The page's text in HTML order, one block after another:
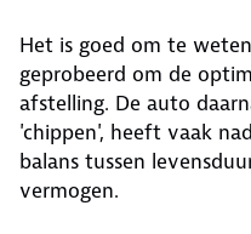
Het is goed om te
geprobeerd om de
afstelling. De auto
'chippen', heeft vaak
balans tussen
vermogen.